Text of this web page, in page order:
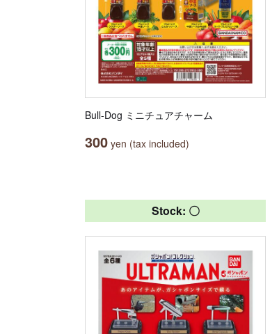
Bull-Dog ミニチュアチャーム
300 yen (tax included)
Stock: 〇